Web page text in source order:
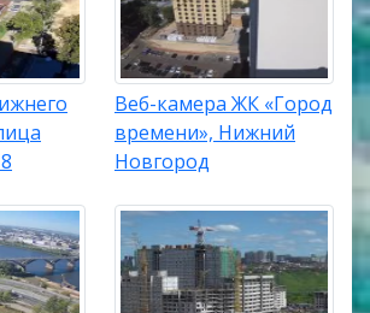
Веб-камера ЖК «Город
времени», Нижний
Новгород